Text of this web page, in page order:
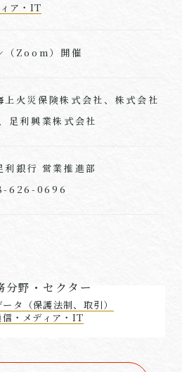
ア・IT
（Zoom）開催
上火災保険株式会社、株式会社
足利興業株式会社
利銀行 営業推進部
626-0696
分野・セクター
ータ（保護法制、取引）
・メディア・IT